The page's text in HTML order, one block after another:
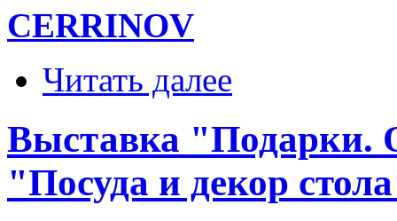
CERRINOV
Читать далее
Выставка "Подарки.
"Посуда и декор